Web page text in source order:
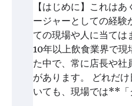
【はじめに】これは
ージャーとしての経験
ての現場や人に当ては
10年以上飲食業界で現
た中で、常に店長や社
があります。 どれだ
いても、現場では**「